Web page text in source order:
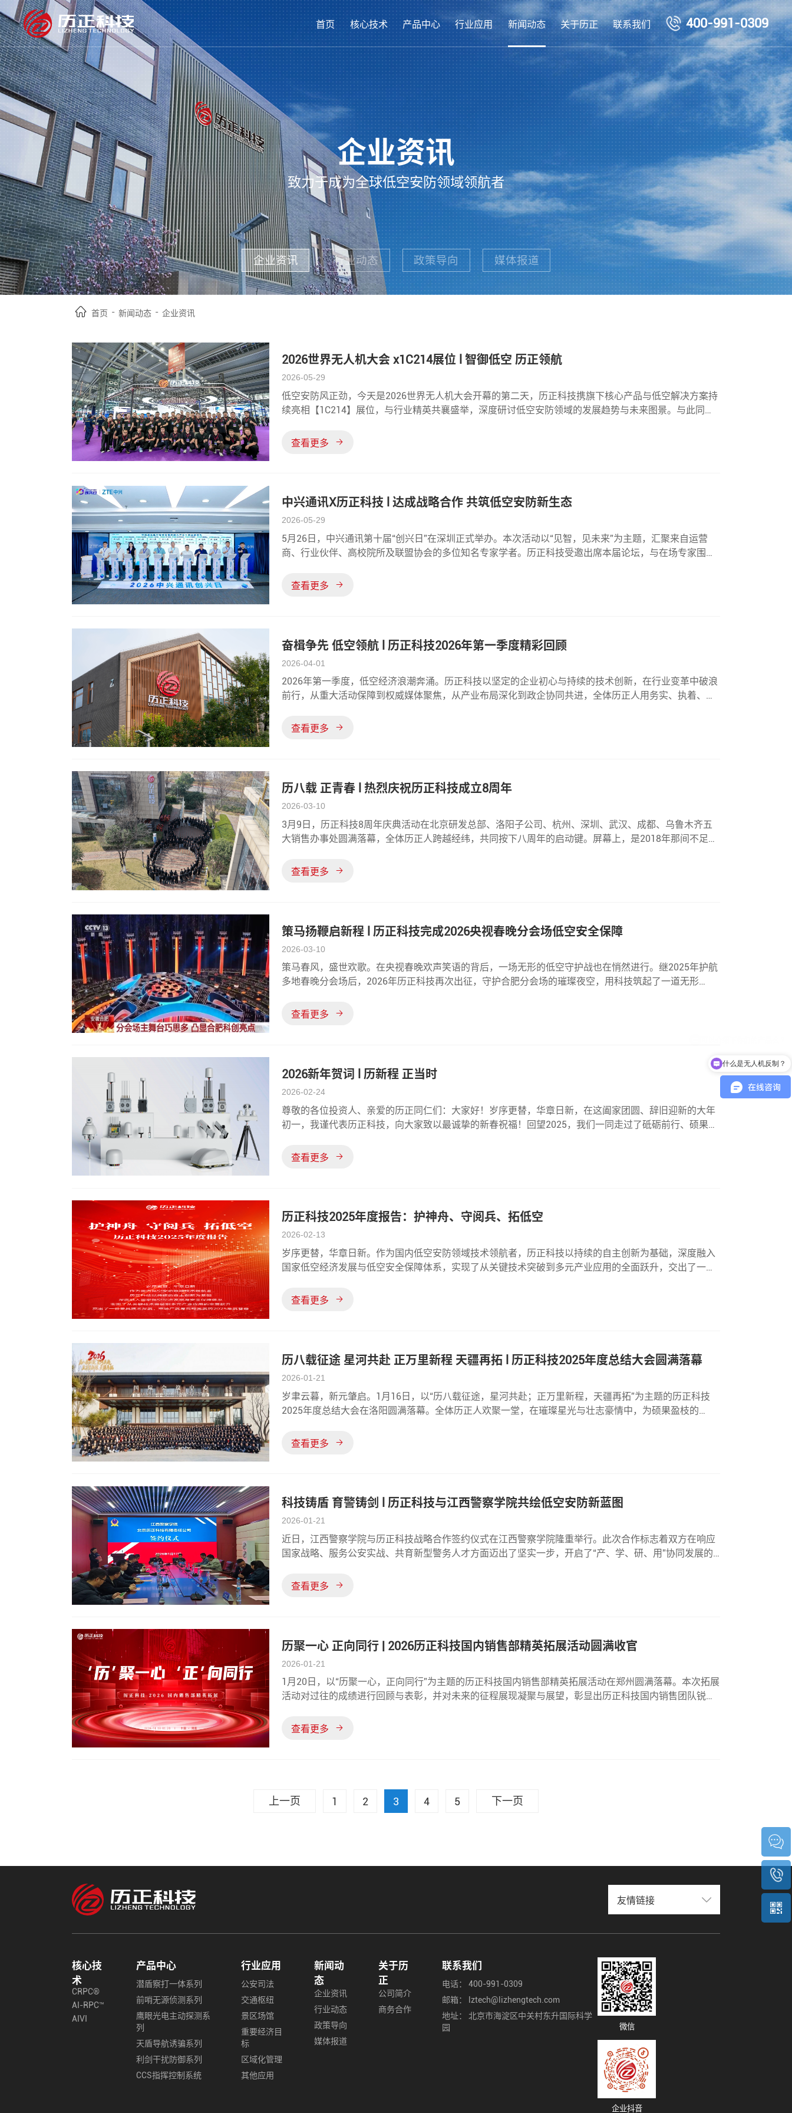
首页 核心技术 产品中心 行业应用 新闻动态 关于历正 联系我们 400-991-0309
企业资讯
致力于成为全球低空安防领域领航者
企业资讯 行业动态 政策导向 媒体报道
首页 - 新闻动态 - 企业资讯
2026世界无人机大会 x1C214展位 l 智御低空 历正领航
2026-05-29
低空安防风正劲，今天是2026世界无人机大会开幕的第二天，历正科技携旗下核心产品与低空解决方案持
续亮相【1C214】展位，与行业精英共襄盛举，深度研讨低空安防领域的发展趋势与未来图景。与此同
与直播，以深厚的行业积淀与敏
查看更多
中兴通讯X历正科技 l 达成战略合作 共筑低空安防新生态
2026-05-29
5月26日，中兴通讯第十届“创兴日”在深圳正式举办。本次活动以“见智，见未来”为主题，汇聚来自运营
商、行业伙伴、高校院所及联盟协会的多位知名专家学者。历正科技受邀出席本届论坛，与在场专家围绕
战略合作签约仪式”也
查看更多
奋楫争先 低空领航 l 历正科技2026年第一季度精彩回顾
2026-04-01
2026年第一季度，低空经济浪潮奔涌。历正科技以坚定的企业初心与持续的技术创新，在行业变革中破浪
前行，从重大活动保障到权威媒体聚焦，从产业布局深化到政企协同共进，全体历正人用务实、执着、专
术实力与丰富的实战
查看更多
历八载 正青春 l 热烈庆祝历正科技成立8周年
2026-03-10
3月9日，历正科技8周年庆典活动在北京研发总部、洛阳子公司、杭州、深圳、武汉、成都、乌鲁木齐五
大销售办事处圆满落幕，全体历正人跨越经纬，共同按下八周年的启动键。屏幕上，是2018年那间不足15
低空产业基地的推进建设；是
查看更多
策马扬鞭启新程 l 历正科技完成2026央视春晚分会场低空安全保障
2026-03-10
策马春风，盛世欢歌。在央视春晚欢声笑语的背后，一场无形的低空守护战也在悄然进行。继2025年护航
多地春晚分会场后，2026年历正科技再次出征，守护合肥分会场的璀璨夜空，用科技筑起了一道无形
示。面对密集的演播机群与潜在
查看更多
2026新年贺词 l 历新程 正当时
2026-02-24
尊敬的各位投资人、亲爱的历正同仁们：大家好！岁序更替，华章日新，在这阖家团圆、辞旧迎新的大年
初一，我谨代表历正科技，向大家致以最诚挚的新春祝福！回望2025，我们一同走过了砥砺前行、硕果盈
高，共同交出了一份沉甸甸的
查看更多
历正科技2025年度报告：护神舟、守阅兵、拓低空
2026-02-13
岁序更替，华章日新。作为国内低空安防领域技术领航者，历正科技以持续的自主创新为基础，深度融入
国家低空经济发展与低空安全保障体系，实现了从关键技术突破到多元产业应用的全面跃升，交出了一份
查看更多
历八载征途 星河共赴 正万里新程 天疆再拓 l 历正科技2025年度总结大会圆满落幕
2026-01-21
岁聿云暮，新元肇启。1月16日，以“历八载征途，星河共赴；正万里新程，天疆再拓”为主题的历正科技
2025年度总结大会在洛阳圆满落幕。全体历正人欢聚一堂，在璀璨星光与壮志豪情中，为硕果盈枝的
总发表开场致辞共赴山海雷总回顾
查看更多
科技铸盾 育警铸剑 l 历正科技与江西警察学院共绘低空安防新蓝图
2026-01-21
近日，江西警察学院与历正科技战略合作签约仪式在江西警察学院隆重举行。此次合作标志着双方在响应
国家战略、服务公安实战、共育新型警务人才方面迈出了坚实一步，开启了“产、学、研、用”协同发展的
术、主动式智能视觉（AIVI
查看更多
历聚一心 正向同行 | 2026历正科技国内销售部精英拓展活动圆满收官
2026-01-21
1月20日，以“历聚一心，正向同行”为主题的历正科技国内销售部精英拓展活动在郑州圆满落幕。本次拓展
活动对过往的成绩进行回顾与表彰，并对未来的征程展现凝聚与展望，彰显出历正科技国内销售团队锐意
国内销售团队在过去一年
查看更多
上一页 1 2 3 4 5 下一页
友情链接
核心技
术
CRPC®
AI-RPC™
AIVI
产品中心
潜盾察打一体系列
前哨无源侦测系列
鹰眼光电主动探测系
列
天盾导航诱骗系列
利剑干扰防御系列
CCS指挥控制系统
行业应用
公安司法
交通枢纽
景区场馆
重要经济目
标
区域化管理
其他应用
新闻动
态
企业资讯
行业动态
政策导向
媒体报道
关于历
正
公司简介
商务合作
联系我们
电话：
400-991-0309
邮箱：
lztech@lizhengtech.com
地址：
北京市海淀区中关村东升国际科学
园
微信
企业抖音
什么是无人机反制？